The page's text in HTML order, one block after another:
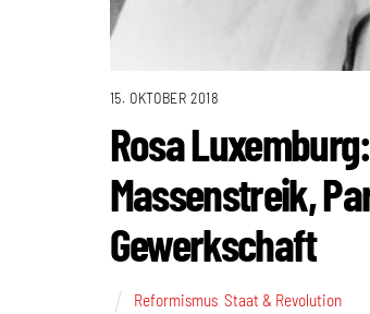
15. OKTOBER 2018
Rosa Luxemburg:
Massenstreik,
Gewerkschaft
Reformismus, Staat & Revolution